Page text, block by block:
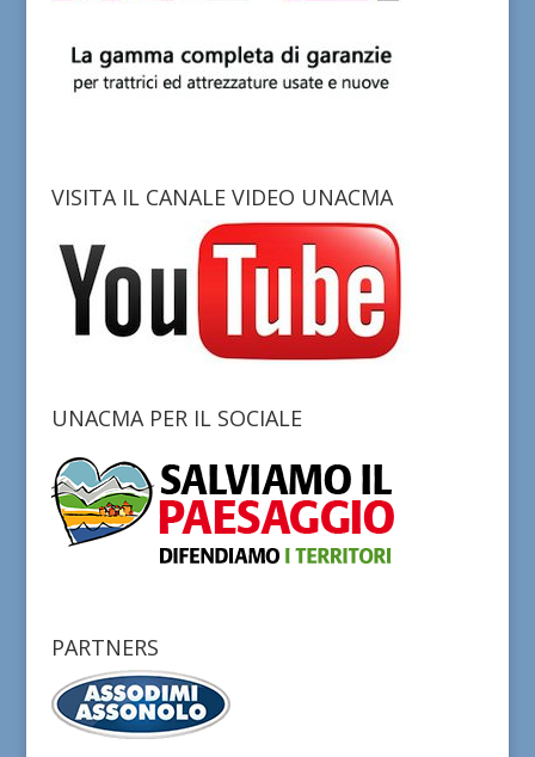
VISITA IL CANALE VIDEO UNACMA
UNACMA PER IL SOCIALE
PARTNERS